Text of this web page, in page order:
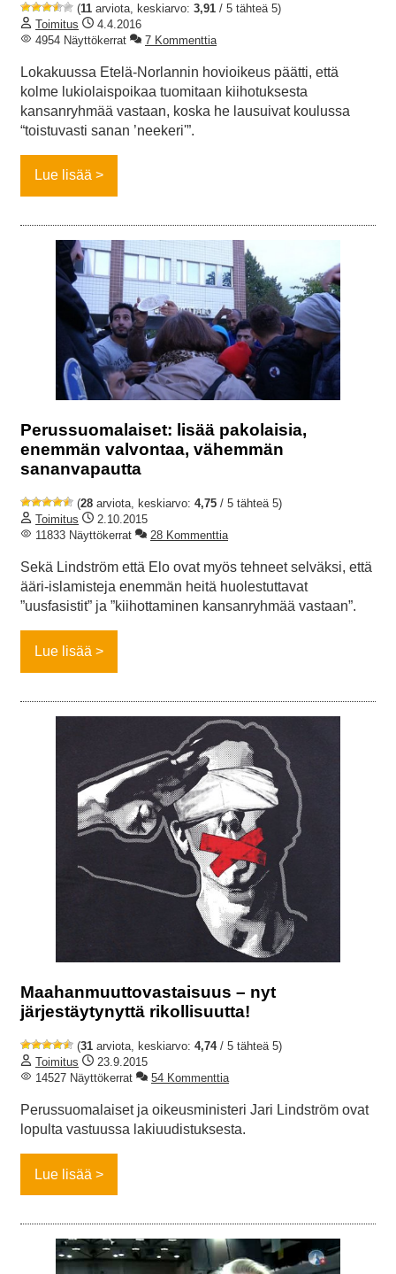
(11 arviota, keskiarvo: 3,91 / 5 tähteä 5)
Toimitus
4.4.2016
4954 Näyttökerrat
7 Kommenttia
Lokakuussa Etelä-Norlannin hovioikeus päätti, että
kolme lukiolaispoikaa tuomitaan kiihotuksesta
kansanryhmää vastaan, koska he lausuivat koulussa
“toistuvasti sanan ’neekeri'”.
Lue lisää
Perussuomalaiset: lisää pakolaisia,
enemmän valvontaa, vähemmän
sananvapautta
(28 arviota, keskiarvo: 4,75 / 5 tähteä 5)
Toimitus
2.10.2015
11833 Näyttökerrat
28 Kommenttia
Sekä Lindström että Elo ovat myös tehneet selväksi, että
ääri-islamisteja enemmän heitä huolestuttavat
”uusfasistit” ja ”kiihottaminen kansanryhmää vastaan”.
Lue lisää
Maahanmuuttovastaisuus – nyt
järjestäytynyttä rikollisuutta!
(31 arviota, keskiarvo: 4,74/ 5 tähteä 5)
Toimitus
23.9.2015
14527 Näyttökerrat
54 Kommenttia
Perussuomalaiset ja oikeusministeri Jari Lindström ovat
lopulta vastuussa lakiuudistuksesta.
Lue lisää